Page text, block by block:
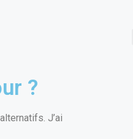
?
J’ai